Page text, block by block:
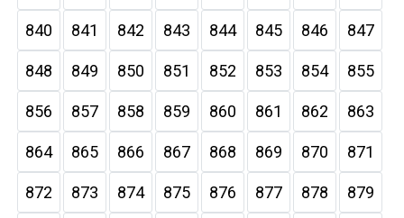
840 841 842 843 844 845 846 847
848 849 850 851 852 853 854 855
856 857 858 859 860 861 862 863
864 865 866 867 868 869 870 871
872 873 874 875 876 877 878 879